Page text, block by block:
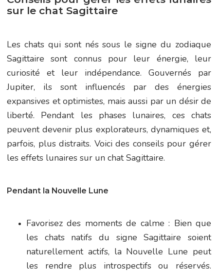
sur le chat Sagittaire
Les chats qui sont nés sous le signe du zodiaque
Sagittaire sont connus pour leur énergie, leur
curiosité et leur indépendance. Gouvernés par
Jupiter, ils sont influencés par des énergies
expansives et optimistes, mais aussi par un désir de
liberté. Pendant les phases lunaires, ces chats
peuvent devenir plus explorateurs, dynamiques et,
parfois, plus distraits. Voici des conseils pour gérer
les effets lunaires sur un chat Sagittaire.
Pendant la Nouvelle Lune
Favorisez des moments de calme : Bien que
les chats natifs du signe Sagittaire soient
naturellement actifs, la Nouvelle Lune peut
les rendre plus introspectifs ou réservés.